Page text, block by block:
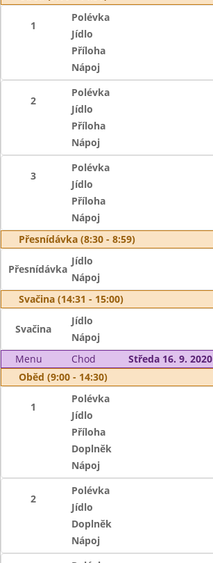
1
Polévka
Jídlo
Příloha
Nápoj
2
Polévka
Jídlo
Příloha
Nápoj
3
Polévka
Jídlo
Příloha
Nápoj
Přesnídávka (8:30 - 8:59)
Přesnídávka
Jídlo
Nápoj
Svačina (14:31 - 15:00)
Svačina
Jídlo
Nápoj
Menu
Chod
Středa 16. 9. 2020
Oběd (9:00 - 14:30)
1
Polévka
Jídlo
Příloha
Doplněk
Nápoj
2
Polévka
Jídlo
Doplněk
Nápoj